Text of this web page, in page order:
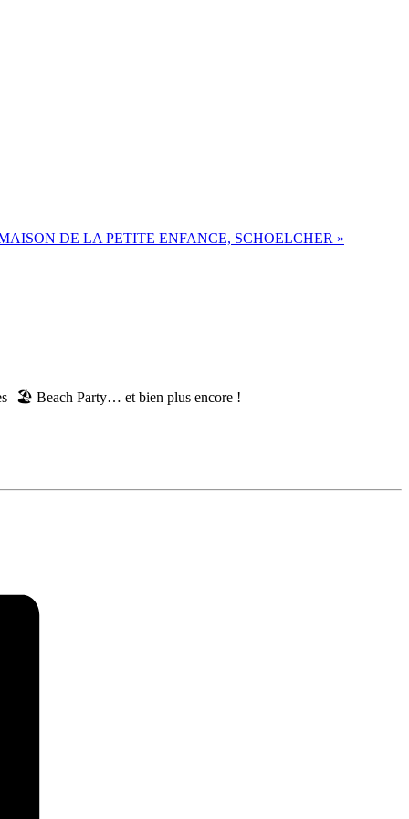
DE LA PETITE ENFANCE, SCHOELCHER »
🏖️ Beach Party… et bien plus encore !